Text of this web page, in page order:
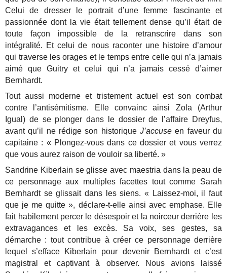
Celui de dresser le portrait d’une femme fascinante et
passionnée dont la vie était tellement dense qu’il était de
toute façon impossible de la retranscrire dans son
intégralité. Et celui de nous raconter une histoire d’amour
qui traverse les orages et le temps entre celle qui n’a jamais
aimé que Guitry et celui qui n’a jamais cessé d’aimer
Bernhardt.
Tout aussi moderne et tristement actuel est son combat
contre l’antisémitisme. Elle convainc ainsi Zola (Arthur
Igual) de se plonger dans le dossier de l’affaire Dreyfus,
avant qu’il ne rédige son historique J’accuseen faveur du
capitaine : « Plongez-vous dans ce dossier et vous verrez
que vous aurez raison de vouloir sa liberté.»
Sandrine Kiberlain se glisse avec maestria dans la peau de
ce personnage aux multiples facettes tout comme Sarah
Bernhardt se glissait dans les siens. « Laissez-moi, il faut
que je me quitte », déclare-t-elle ainsi avec emphase. Elle
fait habilement percer le désespoir et la noirceur derrière les
extravagances et les excès. Sa voix, ses gestes, sa
démarche : tout contribue à créer ce personnage derrière
lequel s’efface Kiberlain pour devenir Bernhardt et c’est
magistral et captivant à observer. Nous avions laissé